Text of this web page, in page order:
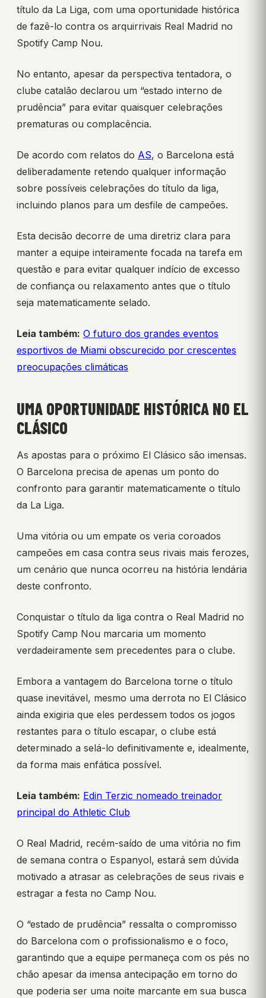
título da La Liga, com uma oportunidade histórica
de fazê-lo contra os arquirrivais Real Madrid no
Spotify Camp Nou.
No entanto, apesar da perspectiva tentadora, o
clube catalão declarou um “estado interno de
prudência” para evitar quaisquer celebrações
prematuras ou complacência.
De acordo com relatos do AS, o Barcelona está
deliberadamente retendo qualquer informação
sobre possíveis celebrações do título da liga,
incluindo planos para um desfile de campeões.
Esta decisão decorre de uma diretriz clara para
manter a equipe inteiramente focada na tarefa em
questão e para evitar qualquer indício de excesso
de confiança ou relaxamento antes que o título
seja matematicamente selado.
Leia também: O futuro dos grandes eventos
esportivos de Miami obscurecido por crescentes
preocupações climáticas
UMA OPORTUNIDADE HISTÓRICA NO EL
CLÁSICO
As apostas para o próximo El Clásico são imensas.
O Barcelona precisa de apenas um ponto do
confronto para garantir matematicamente o título
da La Liga.
Uma vitória ou um empate os veria coroados
campeões em casa contra seus rivais mais ferozes,
um cenário que nunca ocorreu na história lendária
deste confronto.
Conquistar o título da liga contra o Real Madrid no
Spotify Camp Nou marcaria um momento
verdadeiramente sem precedentes para o clube.
Embora a vantagem do Barcelona torne o título
quase inevitável, mesmo uma derrota no El Clásico
ainda exigiria que eles perdessem todos os jogos
restantes para o título escapar, o clube está
determinado a selá-lo definitivamente e, idealmente,
da forma mais enfática possível.
Leia também: Edin Terzic nomeado treinador
principal do Athletic Club
O Real Madrid, recém-saído de uma vitória no fim
de semana contra o Espanyol, estará sem dúvida
motivado a atrasar as celebrações de seus rivais e
estragar a festa no Camp Nou.
O “estado de prudência” ressalta o compromisso
do Barcelona com o profissionalismo e o foco,
garantindo que a equipe permaneça com os pés no
chão apesar da imensa antecipação em torno do
que poderia ser uma noite marcante em sua busca